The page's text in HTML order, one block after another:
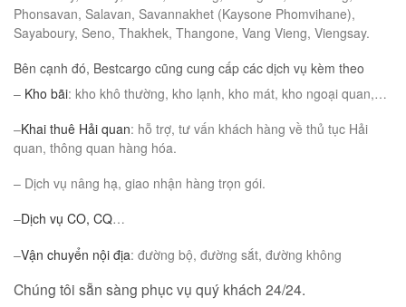
Phonsavan, Salavan, Savannakhet (Kaysone Phomvihane),
Sayaboury, Seno, Thakhek, Thangone, Vang Vieng, Viengsay.
Bên cạnh đó, Bestcargo cũng cung cấp các dịch vụ kèm theo
– Kho bãi: kho khô thường, kho lạnh, kho mát, kho ngoại quan,…
–Khai thuê Hải quan: hỗ trợ, tư vấn khách hàng về thủ tục Hải
quan, thông quan hàng hóa.
– Dịch vụ nâng hạ, giao nhận hàng trọn gói.
–Dịch vụ CO, CQ…
–Vận chuyển nội địa: đường bộ, đường sắt, đường không
Chúng tôi sẵn sàng phục vụ quý khách 24/24.